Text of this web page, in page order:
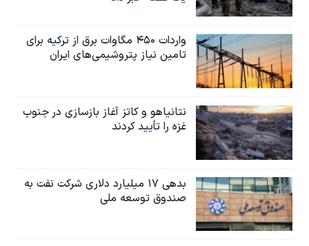
واردات ۴۵۰ مگاوات برق از ترکیه برای
تامین نیاز پتروشیمی‌های ایران
نتانیاهو و کاتز آغاز بازسازی در جنوب
غزه را تأیید کردند
بدهی ۱۷ میلیارد دلاری شرکت نفت به
صندوق توسعه ملی